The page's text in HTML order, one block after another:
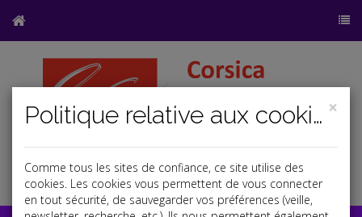
a
×
Politique relative aux cookies
Comme tous les sites de confiance, ce site utilise des
cookies. Les cookies vous permettent de vous connecter
en tout sécurité, de sauvegarder vos préférences (veille,